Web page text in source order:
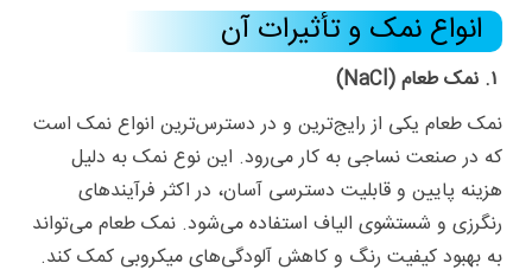
انواع نمک و تأثیرات آن
نمک طعام یکی از رایج‌ترین و در دسترس‌ترین انواع نمک است
که در صنعت نساجی به کار می‌رود. این نوع نمک به دلیل
هزینه پایین و قابلیت دسترسی آسان، در اکثر فرآیندهای
رنگرزی و شستشوی الیاف استفاده می‌شود. نمک طعام می‌تواند
به بهبود کیفیت رنگ و کاهش آلودگی‌های میکروبی کمک کند.